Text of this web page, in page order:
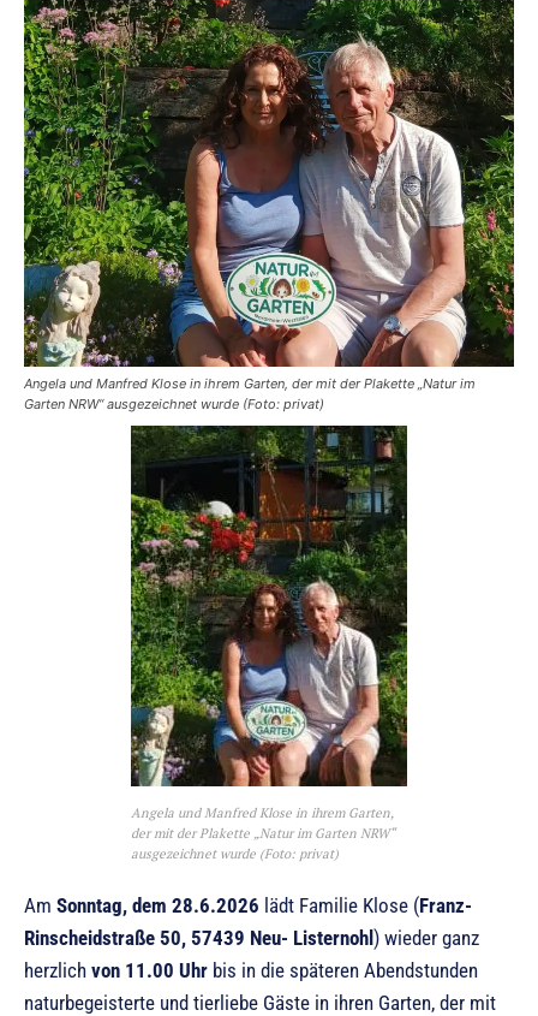
Angela und Manfred Klose in ihrem Garten, der mit der Plakette „Natur im
Garten NRW“ ausgezeichnet wurde (Foto: privat)
Angela und Manfred Klose in ihrem Garten,
der mit der Plakette „Natur im Garten NRW“
ausgezeichnet wurde (Foto: privat)
Am Sonntag, dem 28.6.2026 lädt Familie Klose (Franz-
Rinscheidstraße 50, 57439 Neu- Listernohl) wieder ganz
herzlich von 11.00 Uhr bis in die späteren Abendstunden
naturbegeisterte und tierliebe Gäste in ihren Garten, der mit